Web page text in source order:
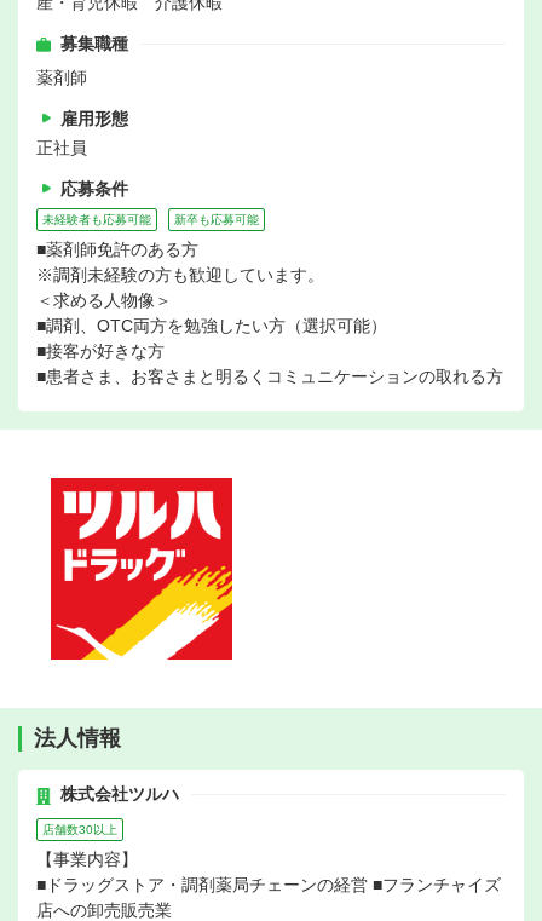
募集職種
薬剤師
雇用形態
正社員
応募条件
未経験者も応募可能 新卒も応募可能
■薬剤師免許のある方
※調剤未経験の方も歓迎しています。
＜求める人物像＞
■調剤、OTC両方を勉強したい方（選択可能）
■接客が好きな方
■患者さま、お客さまと明るくコミュニケーションの取れる方
法人情報
株式会社ツルハ
店舗数30以上
【事業内容】
■ドラッグストア・調剤薬局チェーンの経営 ■フランチャイズ
店への卸売販売業